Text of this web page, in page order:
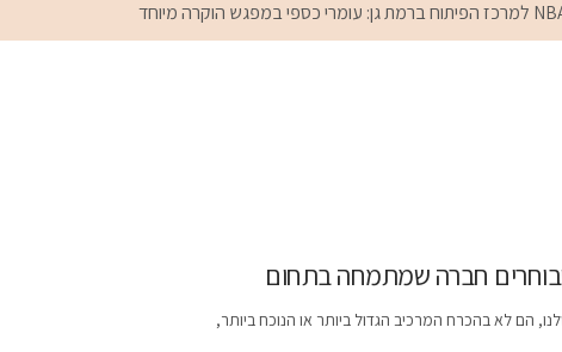
חברה שמתמחה בתחום
הם לא בהכרח המרכיב הגדול ביותר או הנוכח ביותר,